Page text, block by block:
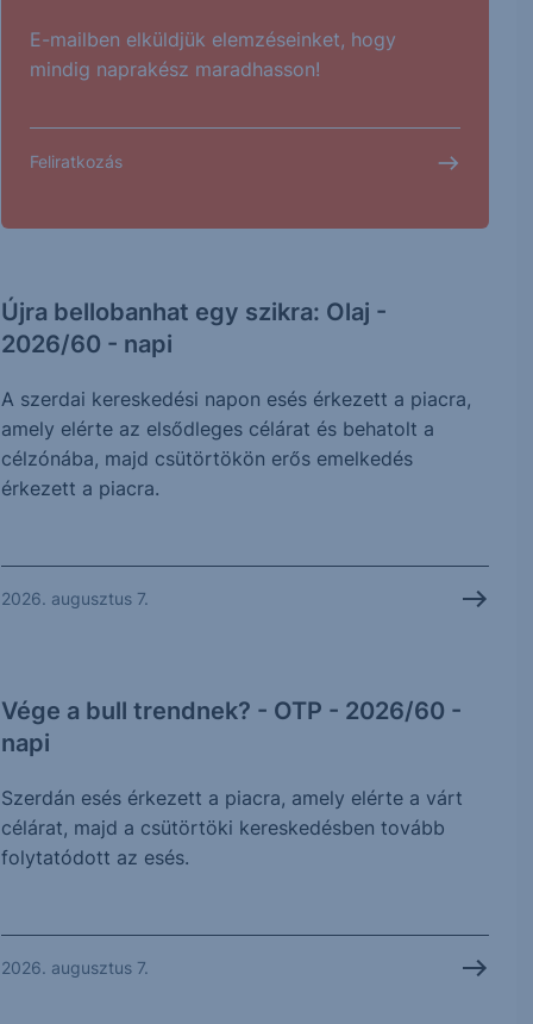
E-mailben elküldjük elemzéseinket, hogy
mindig naprakész maradhasson!
Feliratkozás
Újra bellobanhat egy szikra: Olaj -
2026/60 - napi
A szerdai kereskedési napon esés érkezett a piacra,
amely elérte az elsődleges célárat és behatolt a
célzónába, majd csütörtökön erős emelkedés
érkezett a piacra.
2026. augusztus 7.
Vége a bull trendnek? - OTP - 2026/60 -
napi
Szerdán esés érkezett a piacra, amely elérte a várt
célárat, majd a csütörtöki kereskedésben tovább
folytatódott az esés.
2026. augusztus 7.